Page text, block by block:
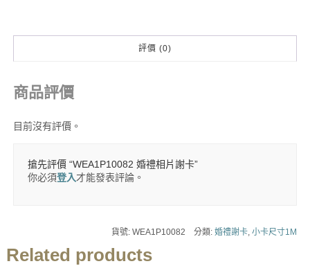
評價 (0)
商品評價
目前沒有評價。
搶先評價 “WEA1P10082 婚禮相片謝卡”
你必須登入才能發表評論。
貨號:WEA1P10082 分類:婚禮謝卡 ,小卡尺寸1M
Related products